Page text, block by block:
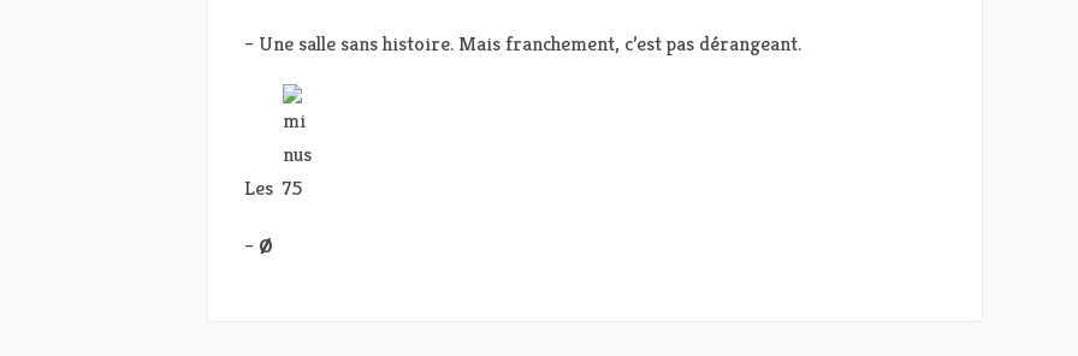
– Une salle sans histoire. Mais franchement, c’est pas dérangeant.
Les
– Ø